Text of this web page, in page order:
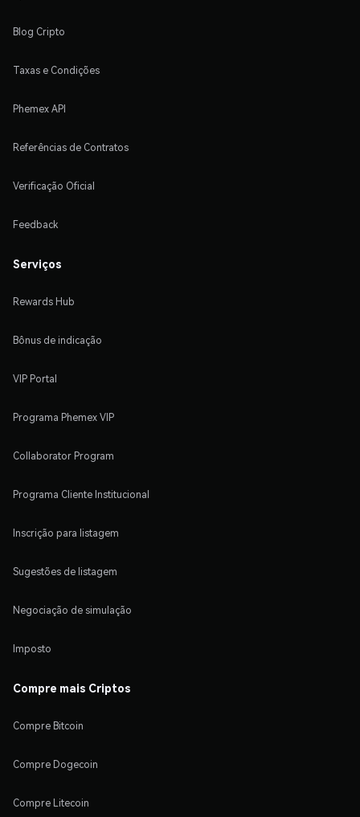
Blog Cripto
Taxas e Condições
Phemex API
Referências de Contratos
Verificação Oficial
Feedback
Serviços
Rewards Hub
Bônus de indicação
VIP Portal
Programa Phemex VIP
Collaborator Program
Programa Cliente Institucional
Inscrição para listagem
Sugestões de listagem
Negociação de simulação
Imposto
Compre mais Criptos
Compre Bitcoin
Compre Dogecoin
Compre Litecoin